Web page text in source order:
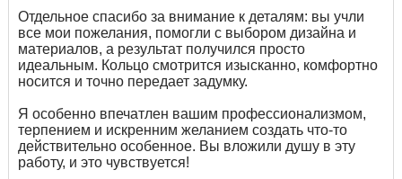
Отдельное спасибо за внимание к деталям: вы учли
все мои пожелания, помогли с выбором дизайна и
материалов, а результат получился просто
идеальным. Кольцо смотрится изысканно, комфортно
носится и точно передает задумку.
Я особенно впечатлен вашим профессионализмом,
терпением и искренним желанием создать что-то
действительно особенное. Вы вложили душу в эту
работу, и это чувствуется!